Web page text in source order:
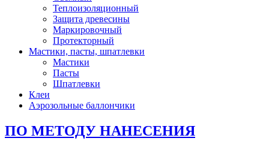
Теплоизоляционный
Защита древесины
Маркировочный
Протекторный
Мастики, пасты, шпатлевки
Мастики
Пасты
Шпатлевки
Клеи
Аэрозольные баллончики
ПО МЕТОДУ НАНЕСЕНИЯ